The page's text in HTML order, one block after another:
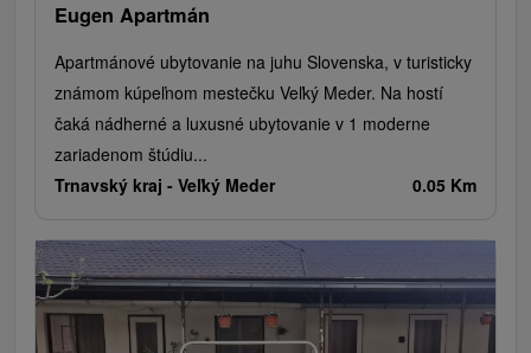
Eugen Apartmán
Apartmánové ubytovanie na juhu Slovenska, v turisticky
známom kúpeľnom mestečku Veľký Meder. Na hostí
čaká nádherné a luxusné ubytovanie v 1 moderne
zariadenom štúdiu...
Trnavský kraj - Veľký Meder 0.05 Km